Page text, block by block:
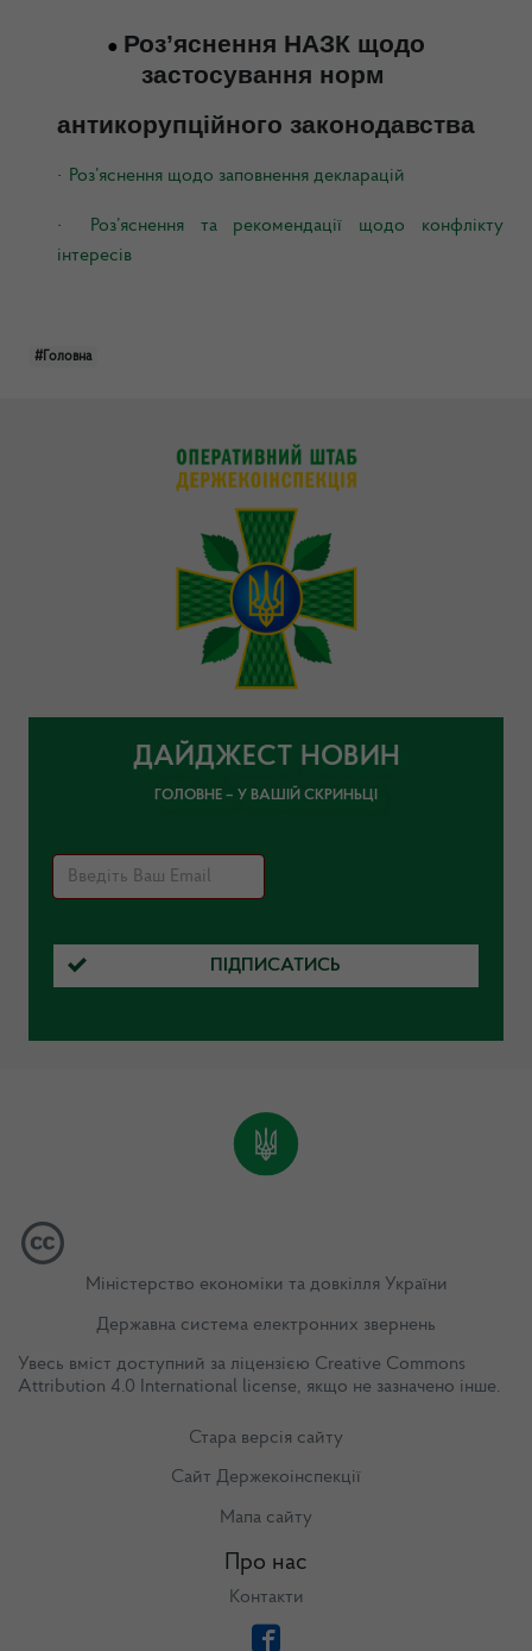
● Роз’яснення НАЗК щодо
застосування норм
антикорупційного законодавства
· Роз’яснення щодо заповнення декларацій
·
Роз’яснення та рекомендації щодо конфлікту
інтересів
#Головна
ДАЙДЖЕСТ НОВИН
ГОЛОВНЕ – У ВАШІЙ СКРИНЬЦІ
ПІДПИСАТИСЬ
Міністерство економіки та довкілля України
Державна система електронних звернень
Увесь вміст доступний за ліцензією Creative Commons
Attribution 4.0 International license, якщо не зазначено інше.
Стара версія сайту
Сайт Держекоінспекції
Мапа сайту
Про нас
Контакти